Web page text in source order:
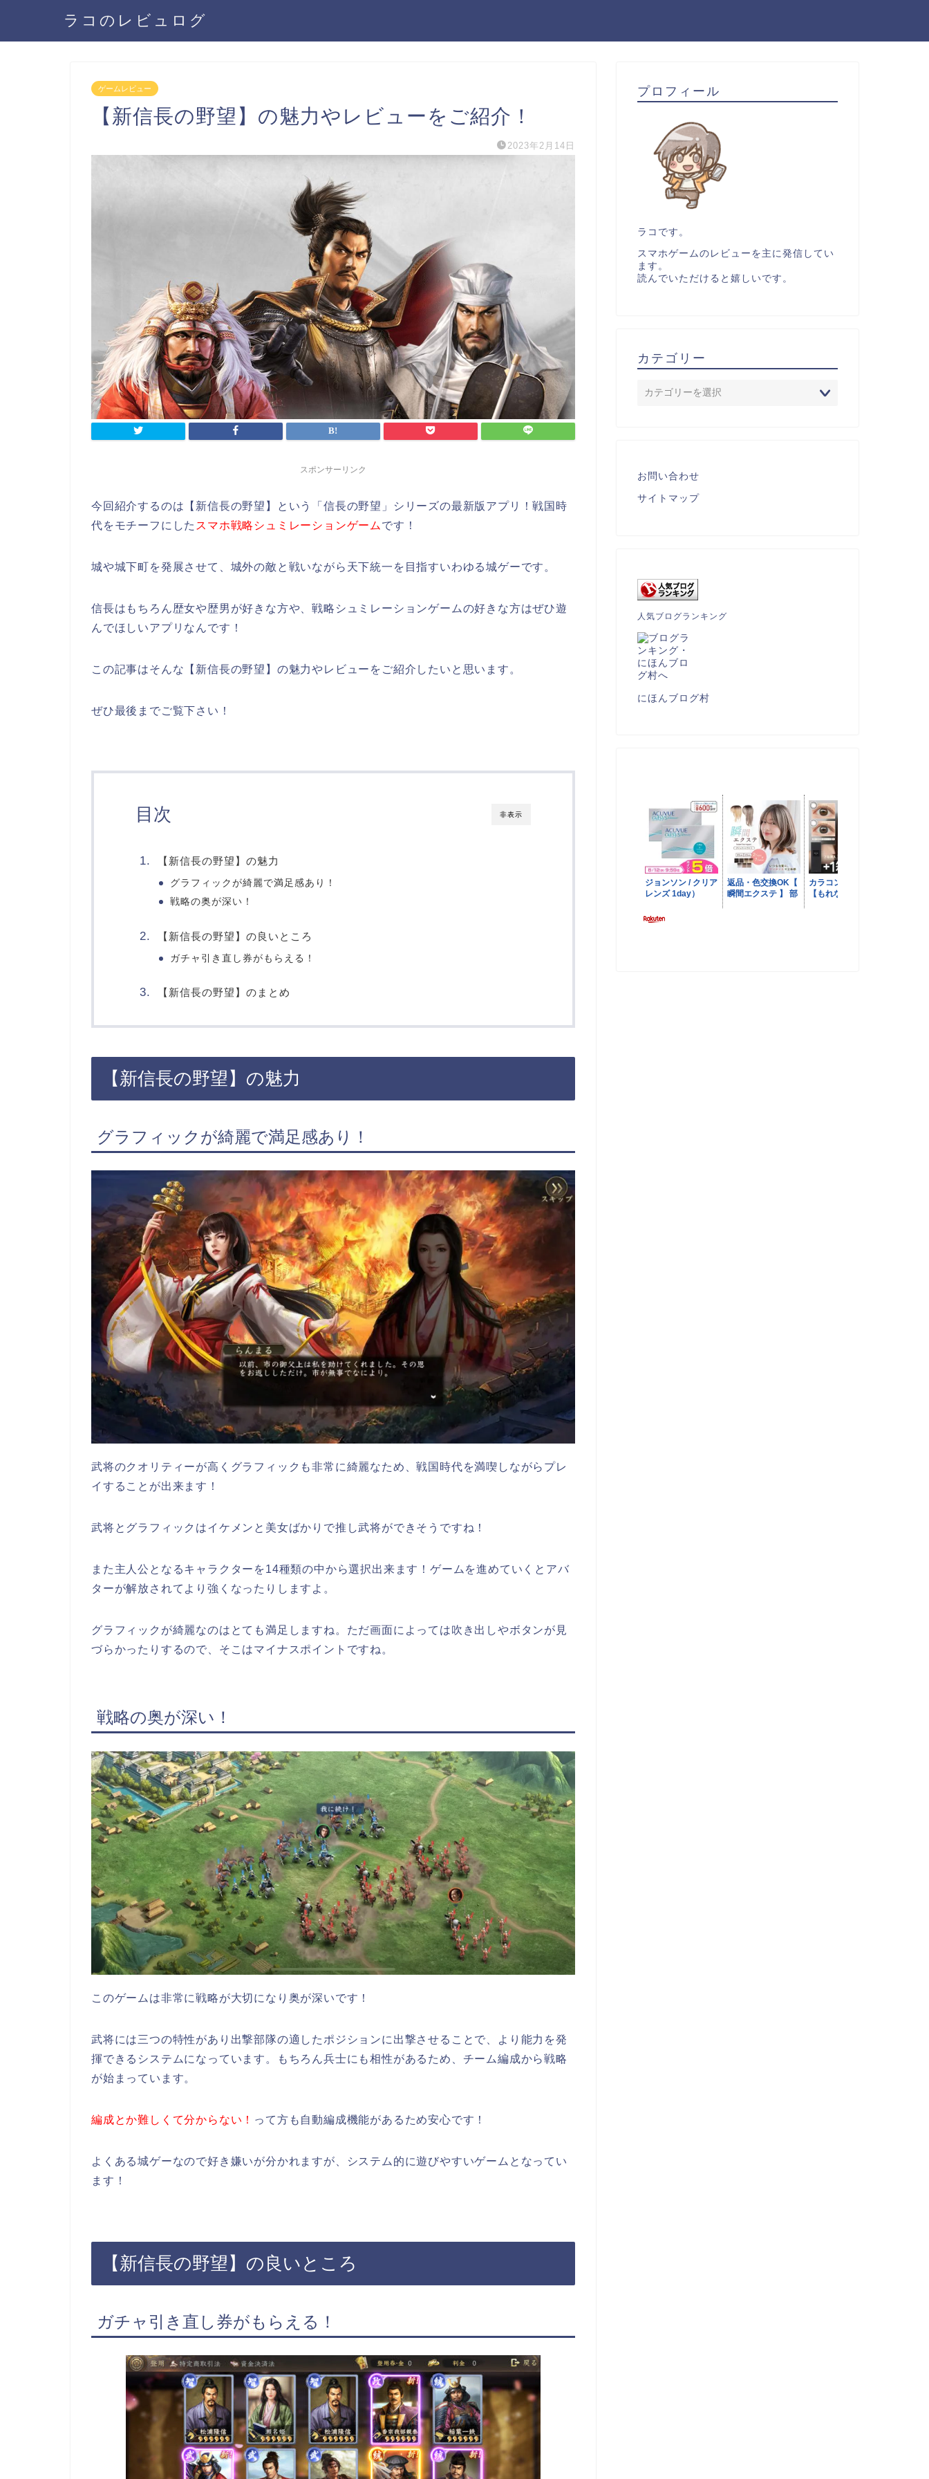
ラコのレビュログ
ゲームレビュー
【新信長の野望】の魅力やレビューをご紹介！
2023年2月14日
スポンサーリンク
今回紹介するのは【新信長の野望】という「信長の野望」シリーズの最新版アプリ！戦国時
代をモチーフにした スマホ戦略シュミレーションゲーム です！
城や城下町を発展させて、城外の敵と戦いながら天下統一を目指すいわゆる城ゲーです。
信長はもちろん歴女や歴男が好きな方や、戦略シュミレーションゲームの好きな方はぜひ遊
んでほしいアプリなんです！
この記事はそんな【新信長の野望】の魅力やレビューをご紹介したいと思います。
ぜひ最後までご覧下さい！
非表示
目次
【新信長の野望】の魅力
グラフィックが綺麗で満足感あり！
戦略の奥が深い！
【新信長の野望】の良いところ
ガチャ引き直し券がもらえる！
【新信長の野望】のまとめ
【新信長の野望】の魅力
グラフィックが綺麗で満足感あり！
武将のクオリティーが高くグラフィックも非常に綺麗なため、戦国時代を満喫しながらプレ
イすることが出来ます！
武将とグラフィックはイケメンと美女ばかりで推し武将ができそうですね！
また主人公となるキャラクターを14種類の中から選択出来ます！ゲームを進めていくとアバ
ターが解放されてより強くなったりしますよ。
グラフィックが綺麗なのはとても満足しますね。ただ画面によっては吹き出しやボタンが見
づらかったりするので、そこはマイナスポイントですね。
戦略の奥が深い！
このゲームは非常に戦略が大切になり奥が深いです！
武将には三つの特性があり出撃部隊の適したポジションに出撃させることで、より能力を発
揮できるシステムになっています。もちろん兵士にも相性があるため、チーム編成から戦略
が始まっています。
編成とか難しくて分からない！ って方も自動編成機能があるため安心です！
よくある城ゲーなので好き嫌いが分かれますが、システム的に遊びやすいゲームとなってい
ます！
【新信長の野望】の良いところ
ガチャ引き直し券がもらえる！
プロフィール
ラコです。
スマホゲームのレビューを主に発信してい
ます。
読んでいただけると嬉しいです。
カテゴリー
お問い合わせ
サイトマップ
人気ブログランキング
にほんブログ村